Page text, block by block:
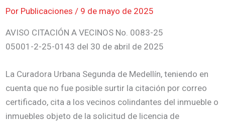
Por Publicaciones / 9 de mayo de 2025
AVISO CITACIÓN A VECINOS No. 0083-25
05001-2-25-0143 del 30 de abril de 2025
La Curadora Urbana Segunda de Medellín, teniendo en
cuenta que no fue posible surtir la citación por correo
certificado, cita a los vecinos colindantes del inmueble o
inmuebles objeto de la solicitud de licencia de